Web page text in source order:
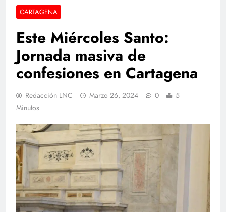
CARTAGENA
Este Miércoles Santo:
Jornada masiva de
confesiones en Cartagena
Redacción LNC Marzo 26, 2024 0
5
Minutos